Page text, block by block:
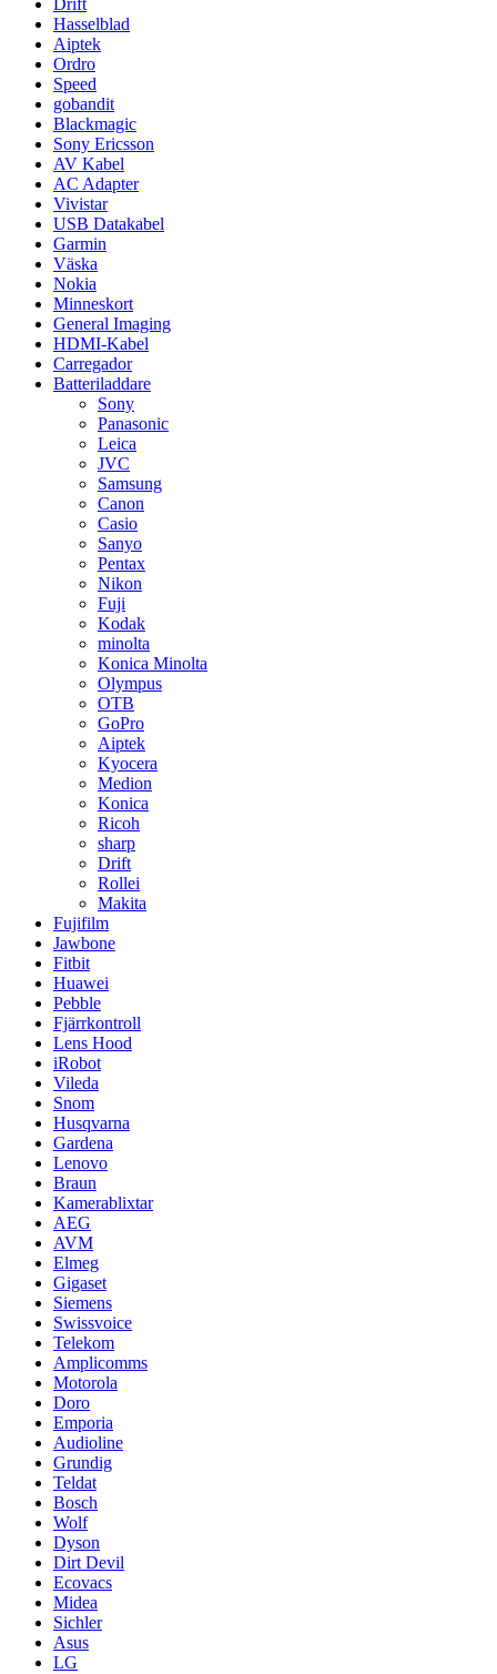
Drift
Hasselblad
Aiptek
Ordro
Speed
gobandit
Blackmagic
Sony Ericsson
AV Kabel
AC Adapter
Vivistar
USB Datakabel
Garmin
Väska
Nokia
Minneskort
General Imaging
HDMI-Kabel
Carregador
Batteriladdare
Sony
Panasonic
Leica
JVC
Samsung
Canon
Casio
Sanyo
Pentax
Nikon
Fuji
Kodak
minolta
Konica Minolta
Olympus
OTB
GoPro
Aiptek
Kyocera
Medion
Konica
Ricoh
sharp
Drift
Rollei
Makita
Fujifilm
Jawbone
Fitbit
Huawei
Pebble
Fjärrkontroll
Lens Hood
iRobot
Vileda
Snom
Husqvarna
Gardena
Lenovo
Braun
Kamerablixtar
AEG
AVM
Elmeg
Gigaset
Siemens
Swissvoice
Telekom
Amplicomms
Motorola
Doro
Emporia
Audioline
Grundig
Teldat
Bosch
Wolf
Dyson
Dirt Devil
Ecovacs
Midea
Sichler
Asus
LG